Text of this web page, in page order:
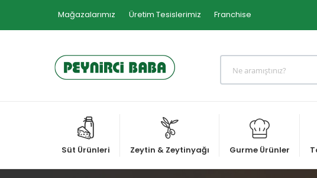
Mağazalarımız Üretim Tesislerimiz Franchise
Süt Ürünleri Zeytin & Zeytinyağı Gurme Ürünler